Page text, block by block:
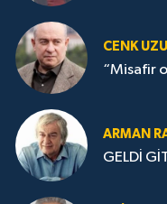
CENK
“Misafir
ARMAN
GELDİ